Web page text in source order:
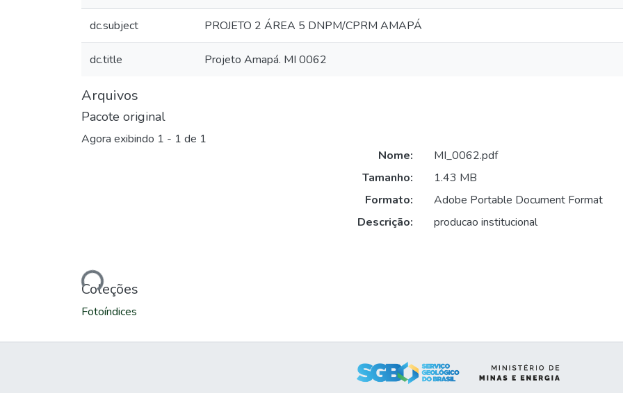
dc.subject PROJETO 2 ÁREA 5 DNPM/CPRM AMAPÁ
dc.title Projeto Amapá. MI 0062
Arquivos
Pacote original
Agora exibindo 1 - 1 de 1
Carregando...
Nome:
MI_0062.pdf
Tamanho:
1.43 MB
Formato:
Adobe Portable Document Format
Descrição:
producao institucional
Coleções
Fotoíndices